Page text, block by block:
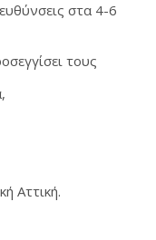
στα 4-6
τους
Αττική.